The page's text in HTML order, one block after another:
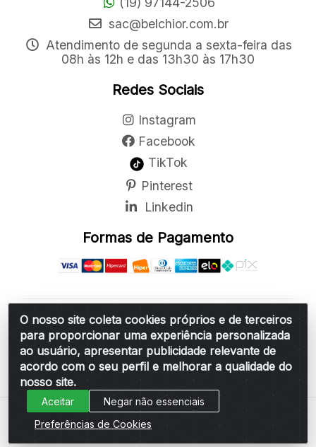
O nosso site coleta cookies próprios e de terceiros
para proporcionar uma experiência personalizada
ao usuário, apresentar publicidade relevante de
acordo com o seu perfil e melhorar a qualidade do
nosso site.
Aceitar
Negar não essenciais
Preferências de Cookies
sac@belchior.com.br
Atendimento de segunda a sexta-feira das
08h às 12h e das 13h30 às 17h30
Redes Sociais
Instagram
Facebook
TikTok
Pinterest
Linkedin
Formas de Pagamento
Belchior Cortinas e Acessórios LTDA - R: Rua
Vereador Sérgio Leopoldino Alves, 876 - Santa
Bárbara d'Oeste/SP - CEP 13.456-166 - CNPJ
06.314.073/0001-34